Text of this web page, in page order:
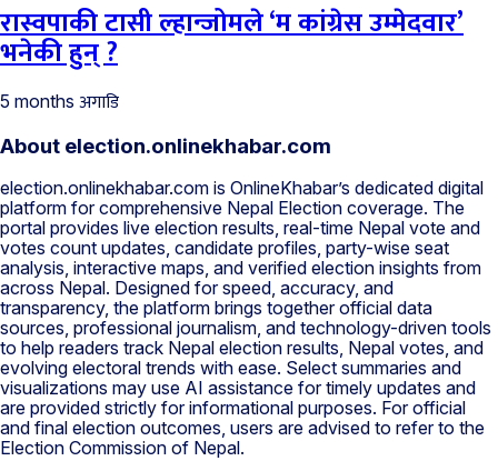
रास्वपाकी टासी ल्हान्जोमले ‘म कांग्रेस उम्मेदवार’
भनेकी हुन् ?
5 months अगाडि
About election.onlinekhabar.com
election.onlinekhabar.com is OnlineKhabar’s dedicated digital
platform for comprehensive Nepal Election coverage. The
portal provides live election results, real-time Nepal vote and
votes count updates, candidate profiles, party-wise seat
analysis, interactive maps, and verified election insights from
across Nepal. Designed for speed, accuracy, and
transparency, the platform brings together official data
sources, professional journalism, and technology-driven tools
to help readers track Nepal election results, Nepal votes, and
evolving electoral trends with ease. Select summaries and
visualizations may use AI assistance for timely updates and
are provided strictly for informational purposes. For official
and final election outcomes, users are advised to refer to the
Election Commission of Nepal.